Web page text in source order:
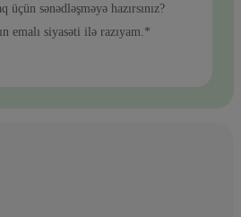
üçün sənədləşməyə hazırsınız?
emalı siyasəti ilə razıyam.*